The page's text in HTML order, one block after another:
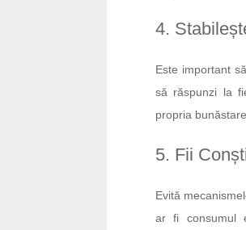
4.
Este important
să răspunzi la
propria bunăstare.
5. Fii
Evită
ar fi consumul